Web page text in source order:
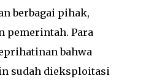
berbagai pihak,
pemerintah. Para
bahwa
sudah dieksploitasi